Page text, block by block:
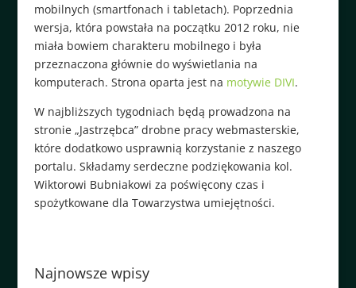
mobilnych (smartfonach i tabletach). Poprzednia
wersja, która powstała na początku 2012 roku, nie
miała bowiem charakteru mobilnego i była
przeznaczona głównie do wyświetlania na
komputerach. Strona oparta jest na motywie DIVI.
W najbliższych tygodniach będą prowadzona na
stronie „Jastrzębca” drobne pracy webmasterskie,
które dodatkowo usprawnią korzystanie z naszego
portalu. Składamy serdeczne podziękowania kol.
Wiktorowi Bubniakowi za poświęcony czas i
spożytkowane dla Towarzystwa umiejętności.
Najnowsze wpisy